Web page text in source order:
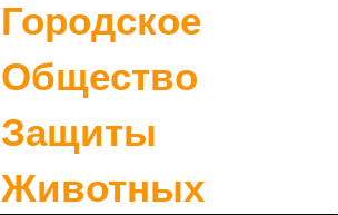
Городское
Общество
Защиты
Животных